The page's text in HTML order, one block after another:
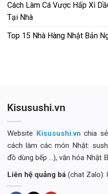
Cách Làm Cá Vược Hấp Xì
Tại Nhà
Top 15 Nhà Hàng Nhật Bản
Kisusushi.vn
Website Kisusushi.vn chia
cách làm các món Nhật:
đồ dùng bếp ...), văn hóa Nhật
Liên hệ quảng bá (chat Zalo):